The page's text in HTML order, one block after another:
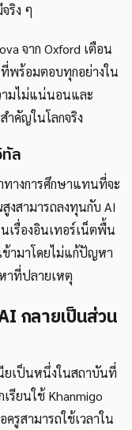
ริง ๆ
จาก Oxford เตือน
ที่พร้อมตอบทุกอย่างใน
มไม่แน่นอนและ
ำคัญในโลกจริง
ล
ทางการศึกษาแทนที่จะ
งสามารถลงทุนกับ AI
เรื่องอินเทอร์เน็ตพื้น
ข้ามาโดยไม่แก้ปัญหา
าที่ปลายเหตุ
กลายเป็นส่วน
ยเป็นหนึ่งในสถาบันที่
รียนใช้ Khanmigo
รูสามารถใช้เวลาใน